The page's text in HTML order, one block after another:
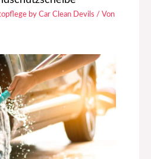
by Car Clean Devils / Von